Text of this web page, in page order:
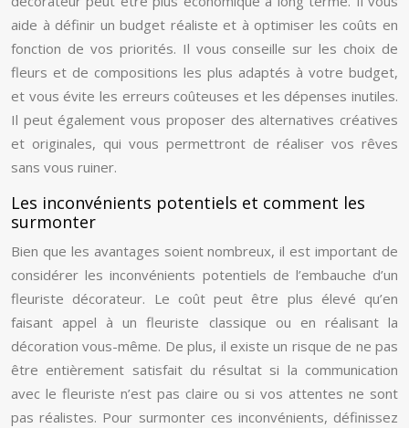
aide à définir un budget réaliste et à optimiser les coûts en
fonction de vos priorités. Il vous conseille sur les choix de
fleurs et de compositions les plus adaptés à votre budget,
et vous évite les erreurs coûteuses et les dépenses inutiles.
Il peut également vous proposer des alternatives créatives
et originales, qui vous permettront de réaliser vos rêves
sans vous ruiner.
Les inconvénients potentiels et comment les
surmonter
Bien que les avantages soient nombreux, il est important de
considérer les inconvénients potentiels de l’embauche d’un
fleuriste décorateur. Le coût peut être plus élevé qu’en
faisant appel à un fleuriste classique ou en réalisant la
décoration vous-même. De plus, il existe un risque de ne pas
être entièrement satisfait du résultat si la communication
avec le fleuriste n’est pas claire ou si vos attentes ne sont
pas réalistes. Pour surmonter ces inconvénients, définissez